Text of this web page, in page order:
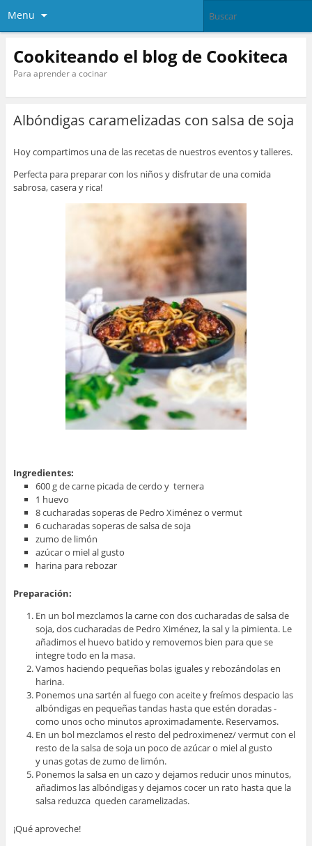
Menu
Cookiteando el blog de Cookiteca
Para aprender a cocinar
Albóndigas caramelizadas con salsa de soja
Hoy compartimos una de las recetas de nuestros eventos y talleres.
Perfecta para preparar con los niños y disfrutar de una comida
sabrosa, casera y rica!
Ingredientes:
600 g de carne picada de cerdo y ternera
1 huevo
8 cucharadas soperas de Pedro Ximénez o vermut
6 cucharadas soperas de salsa de soja
zumo de limón
azúcar o miel al gusto
harina para rebozar
Preparación:
En un bol mezclamos la carne con dos cucharadas de salsa de
soja, dos cucharadas de Pedro Ximénez, la sal y la pimienta. Le
añadimos el huevo batido y removemos bien para que se
integre todo en la masa.
Vamos haciendo pequeñas bolas iguales y rebozándolas en
harina.
Ponemos una sartén al fuego con aceite y freímos despacio las
albóndigas en pequeñas tandas hasta que estén doradas -
como unos ocho minutos aproximadamente. Reservamos.
En un bol mezclamos el resto del pedroximenez/ vermut con el
resto de la salsa de soja un poco de azúcar o miel al gusto
y unas gotas de zumo de limón.
Ponemos la salsa en un cazo y dejamos reducir unos minutos,
añadimos las albóndigas y dejamos cocer un rato hasta que la
salsa reduzca queden caramelizadas.
¡Qué aproveche!